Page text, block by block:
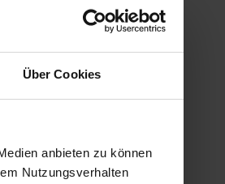
Über Cookies
anbieten zu können
Nutzungsverhalten
Fassung